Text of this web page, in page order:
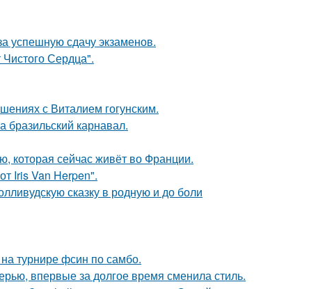
успешную сдачу экзаменов.
Сердца".
с Виталием гогунским.
карнавал.
которая сейчас живёт во Франции.
Iris Van Herpen".
сказку в родную и до боли
турнире фсин по самбо.
впервые за долгое время сменила стиль.